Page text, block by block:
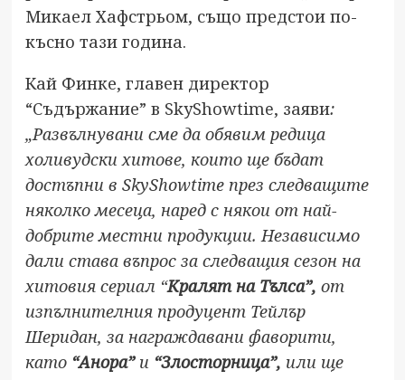
Микаел Хафстрьом, също предстои по-
късно тази година.
Кай Финке, главен директор
“Съдържание” в SkyShowtime, заяви:
„Развълнувани сме да обявим редица
холивудски хитове, които ще бъдат
достъпни в SkyShowtime през следващите
няколко месеца, наред с някои от най-
добрите местни продукции. Независимо
дали става въпрос за следващия сезон на
хитовия сериал “Кралят на Тълса”, от
изпълнителния продуцент Тейлър
Шеридан, за награждавани фаворити,
като “Анора” и “Злосторница”, или ще